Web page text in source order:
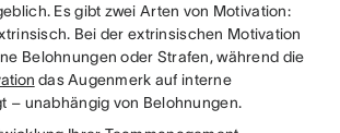
Es gibt zwei Arten von Motivation:
Bei der extrinsischen Motivation
Belohnungen oder Strafen, während die
das Augenmerk auf interne
– unabhängig von Belohnungen.